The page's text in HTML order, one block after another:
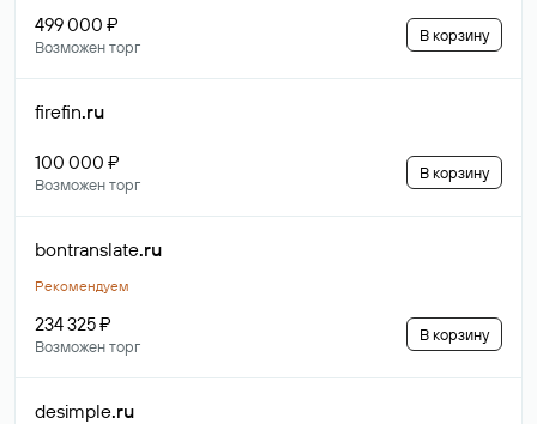
499 000 ₽
Возможен торг
В корзину
firefin.ru
100 000 ₽
Возможен торг
В корзину
bontranslate.ru
Рекомендуем
234 325 ₽
Возможен торг
В корзину
desimple.ru